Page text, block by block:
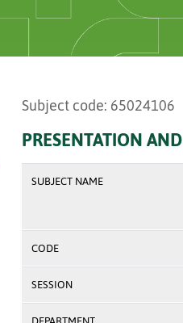
Subject code: 65024106
PRESENTATION
SUBJECT NAME
CODE
SESSION